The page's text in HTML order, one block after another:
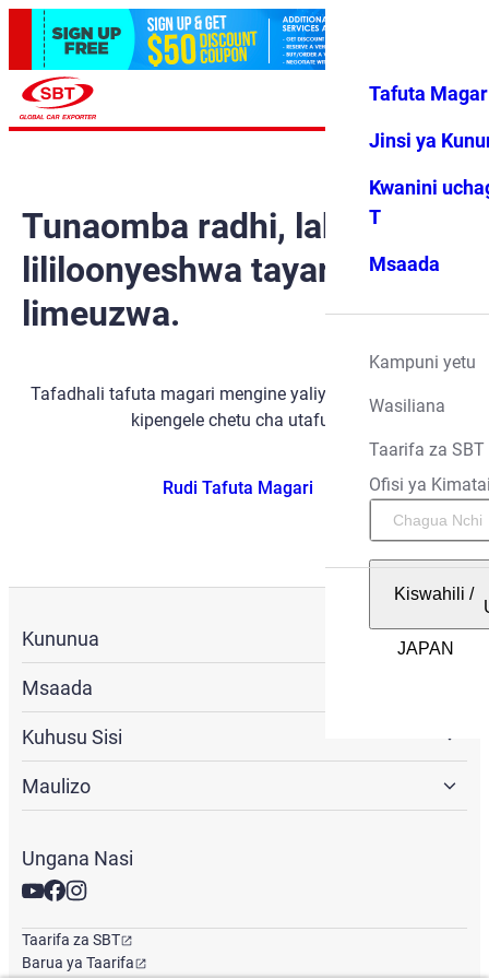
Vipendwa
Menyu
Tafuta
Jinsi ya
Kwanini
T
Msaada
Kampuni yetu
Wasiliana
Taarifa za SBT
Ofisi ya
Kiswahili /
Tunaomba radhi, lakini gari
lililoonyeshwa tayari
limeuzwa.
Tafadhali tafuta magari mengine yaliyopo kwa kutumia
kipengele chetu cha utafutaji.
Rudi Tafuta Magari
Kununua
Msaada
Kuhusu Sisi
Maulizo
Ungana Nasi
Taarifa za SBT
Barua ya Taarifa